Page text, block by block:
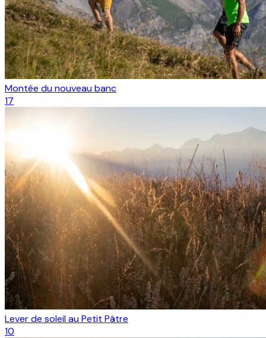
Montée du nouveau banc
17
Lever de soleil au Petit Pâtre
10